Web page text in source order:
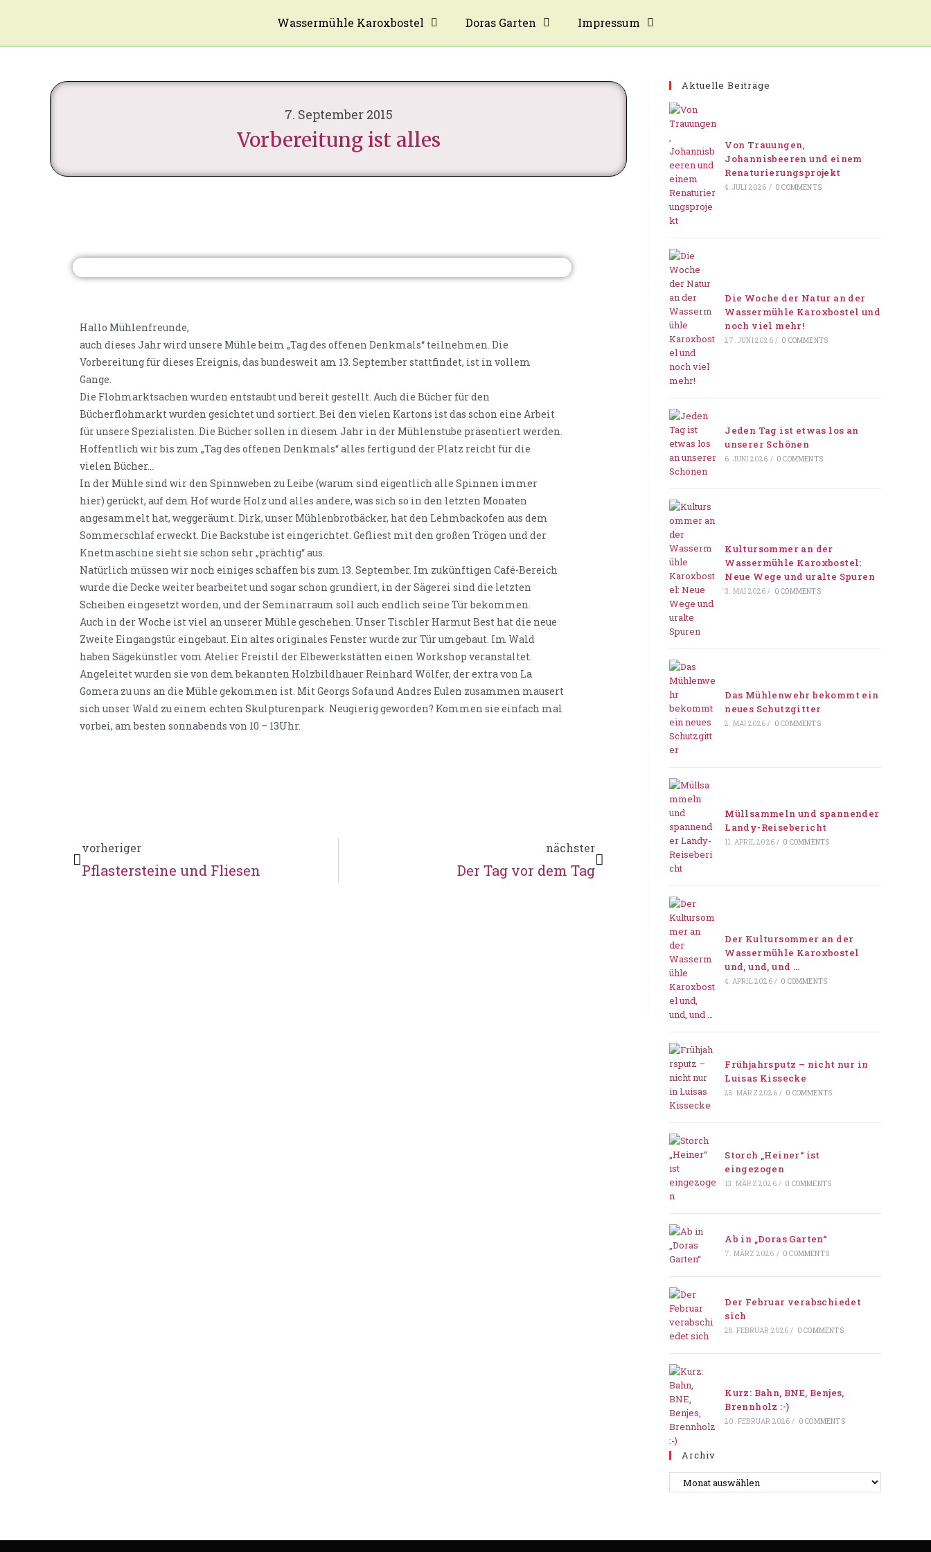
Wassermühle Karoxbostel Doras Garten Impressum
7. September 2015
Vorbereitung ist alles
Hallo Mühlenfreunde,
auch dieses Jahr wird unsere Mühle beim „Tag des offenen Denkmals“ teilnehmen. Die
Vorbereitung für dieses Ereignis, das bundesweit am 13. September stattfindet, ist in vollem
Gange.
Die Flohmarktsachen wurden entstaubt und bereit gestellt. Auch die Bücher für den
Bücherflohmarkt wurden gesichtet und sortiert. Bei den vielen Kartons ist das schon eine Arbeit
für unsere Spezialisten. Die Bücher sollen in diesem Jahr in der Mühlenstube präsentiert werden.
Hoffentlich wir bis zum „Tag des offenen Denkmals“ alles fertig und der Platz reicht für die
vielen Bücher…
In der Mühle sind wir den Spinnweben zu Leibe (warum sind eigentlich alle Spinnen immer
hier) gerückt, auf dem Hof wurde Holz und alles andere, was sich so in den letzten Monaten
angesammelt hat, weggeräumt. Dirk, unser Mühlenbrotbäcker, hat den Lehmbackofen aus dem
Sommerschlaf erweckt. Die Backstube ist eingerichtet. Gefliest mit den großen Trögen und der
Knetmaschine sieht sie schon sehr „prächtig“ aus.
Natürlich müssen wir noch einiges schaffen bis zum 13. September. Im zukünftigen Café-Bereich
wurde die Decke weiter bearbeitet und sogar schon grundiert, in der Sägerei sind die letzten
Scheiben eingesetzt worden, und der Seminarraum soll auch endlich seine Tür bekommen.
Auch in der Woche ist viel an unserer Mühle geschehen. Unser Tischler Harmut Best hat die neue
Zweite Eingangstür eingebaut. Ein altes originales Fenster wurde zur Tür umgebaut. Im Wald
haben Sägekünstler vom Atelier Freistil der Elbewerkstätten einen Workshop veranstaltet.
Angeleitet wurden sie von dem bekannten Holzbildhauer Reinhard Wölfer, der extra von La
Gomera zu uns an die Mühle gekommen ist. Mit Georgs Sofa und Andres Eulen zusammen mausert
sich unser Wald zu einem echten Skulpturenpark. Neugierig geworden? Kommen sie einfach mal
vorbei, am besten sonnabends von 10 – 13Uhr.
vorheriger
Pflastersteine und Fliesen
nächster
Der Tag vor dem Tag
Aktuelle Beiträge
Von Trauungen,
Johannisbeeren und einem
Renaturierungsprojekt
4. JULI 2026 / 0 COMMENTS
Die Woche der Natur an der
Wassermühle Karoxbostel und
noch viel mehr!
27. JUNI 2026 / 0 COMMENTS
Jeden Tag ist etwas los an
unserer Schönen
6. JUNI 2026 / 0 COMMENTS
Kultursommer an der
Wassermühle Karoxbostel:
Neue Wege und uralte Spuren
3. MAI 2026 / 0 COMMENTS
Das Mühlenwehr bekommt ein
neues Schutzgitter
2. MAI 2026 / 0 COMMENTS
Müllsammeln und spannender
Landy-Reisebericht
11. APRIL 2026 / 0 COMMENTS
Der Kultursommer an der
Wassermühle Karoxbostel
und, und, und …
4. APRIL 2026 / 0 COMMENTS
Frühjahrsputz – nicht nur in
Luisas Kissecke
28. MÄRZ 2026 / 0 COMMENTS
Storch „Heiner“ ist
eingezogen
13. MÄRZ 2026 / 0 COMMENTS
Ab in „Doras Garten“
7. MÄRZ 2026 / 0 COMMENTS
Der Februar verabschiedet
sich
28. FEBRUAR 2026 / 0 COMMENTS
Kurz: Bahn, BNE, Benjes,
Brennholz :-)
20. FEBRUAR 2026 / 0 COMMENTS
Archiv